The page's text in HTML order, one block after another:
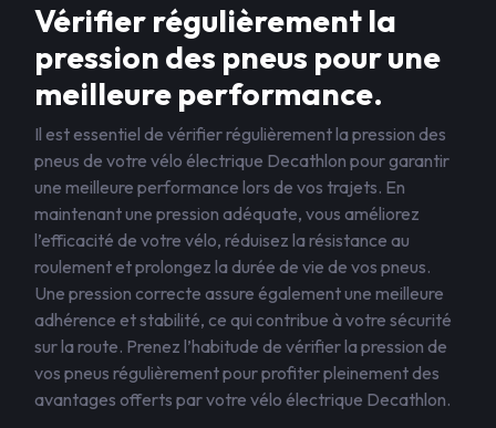
Vérifier régulièrement la
pression des pneus pour une
meilleure performance.
Il est essentiel de vérifier régulièrement la pression des
pneus de votre vélo électrique Decathlon pour garantir
une meilleure performance lors de vos trajets. En
maintenant une pression adéquate, vous améliorez
l’efficacité de votre vélo, réduisez la résistance au
roulement et prolongez la durée de vie de vos pneus.
Une pression correcte assure également une meilleure
adhérence et stabilité, ce qui contribue à votre sécurité
sur la route. Prenez l’habitude de vérifier la pression de
vos pneus régulièrement pour profiter pleinement des
avantages offerts par votre vélo électrique Decathlon.